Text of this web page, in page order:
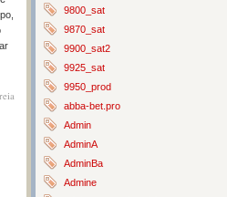
9800_sat
9870_sat
9900_sat2
9925_sat
9950_prod
abba-bet.pro
Admin
AdminA
AdminBa
Admine